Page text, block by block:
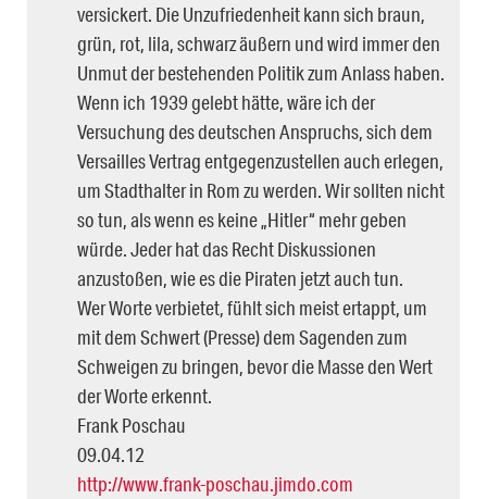
versickert. Die Unzufriedenheit kann sich braun,
grün, rot, lila, schwarz äußern und wird immer den
Unmut der bestehenden Politik zum Anlass haben.
Wenn ich 1939 gelebt hätte, wäre ich der
Versuchung des deutschen Anspruchs, sich dem
Versailles Vertrag entgegenzustellen auch erlegen,
um Stadthalter in Rom zu werden. Wir sollten nicht
so tun, als wenn es keine „Hitler“ mehr geben
würde. Jeder hat das Recht Diskussionen
anzustoßen, wie es die Piraten jetzt auch tun.
Wer Worte verbietet, fühlt sich meist ertappt, um
mit dem Schwert (Presse) dem Sagenden zum
Schweigen zu bringen, bevor die Masse den Wert
der Worte erkennt.
Frank Poschau
09.04.12
http://www.frank-poschau.jimdo.com